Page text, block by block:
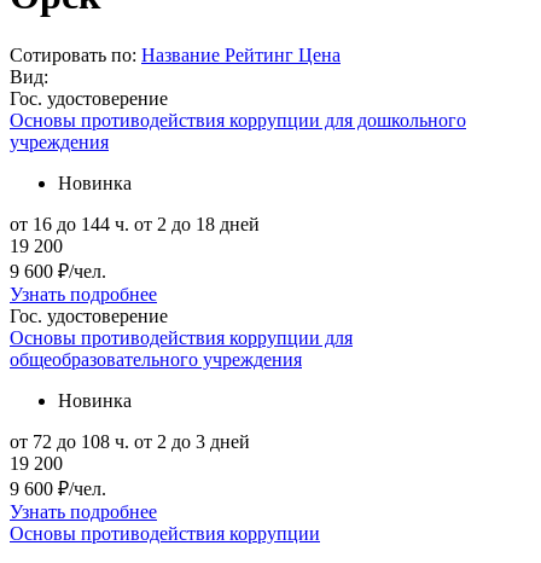
Сотировать по: Название Рейтинг Цена
Вид:
Гос. удостоверение
Основы противодействия коррупции для дошкольного
учреждения
Новинка
от 16 до 144 ч. от 2 до 18 дней
19 200
9 600 ₽/чел.
Узнать подробнее
Гос. удостоверение
Основы противодействия коррупции для
общеобразовательного учреждения
Новинка
от 72 до 108 ч. от 2 до 3 дней
19 200
9 600 ₽/чел.
Узнать подробнее
Основы противодействия коррупции